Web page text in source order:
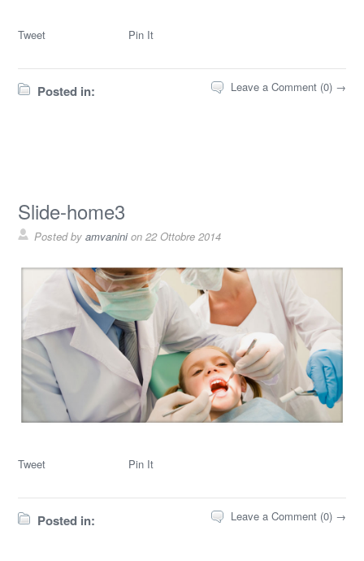
Tweet Pin It
Posted in: Leave a Comment (0) →
Slide-home3
Posted byamvaninion22 Ottobre 2014
Tweet Pin It
Posted in: Leave a Comment (0) →